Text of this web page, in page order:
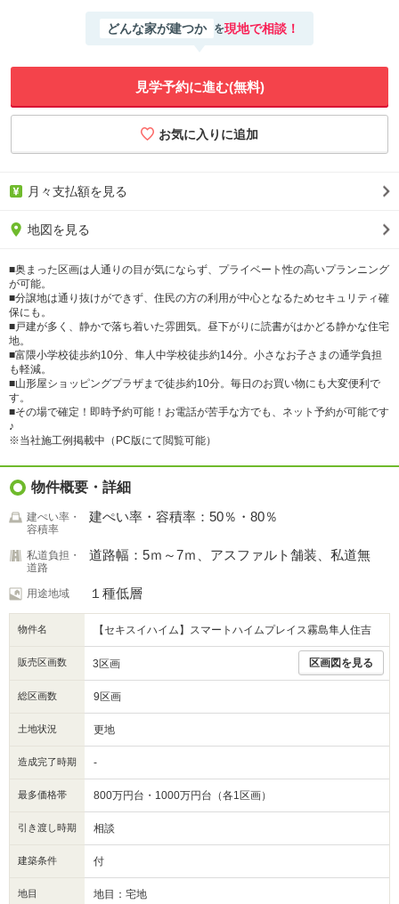
どんな家が建つか を現地で相談！
見学予約に進む(無料)
月々支払額を見る
地図を見る
■奥まった区画は人通りの目が気にならず、プライベート性の高いプランニング
が可能。
■分譲地は通り抜けができず、住民の方の利用が中心となるためセキュリティ確
保にも。
■戸建が多く、静かで落ち着いた雰囲気。昼下がりに読書がはかどる静かな住宅
地。
■富隈小学校徒歩約10分、隼人中学校徒歩約14分。小さなお子さまの通学負担
も軽減。
■山形屋ショッピングプラザまで徒歩約10分。毎日のお買い物にも大変便利で
す。
■その場で確定！即時予約可能！お電話が苦手な方でも、ネット予約が可能です
♪
※当社施工例掲載中（PC版にて閲覧可能）
物件概要・詳細
建ぺい率・
容積率
建ぺい率・容積率：50％・80％
私道負担・
道路
道路幅：5ｍ～7ｍ、アスファルト舗装、私道無
用途地域 １種低層
物件名 【セキスイハイム】スマートハイムプレイス霧島隼人住吉
販売区画数 3区画 区画図を見る
総区画数 9区画
土地状況 更地
造成完了時期 -
最多価格帯 800万円台・1000万円台（各1区画）
引き渡し時期 相談
建築条件 付
地目 地目：宅地